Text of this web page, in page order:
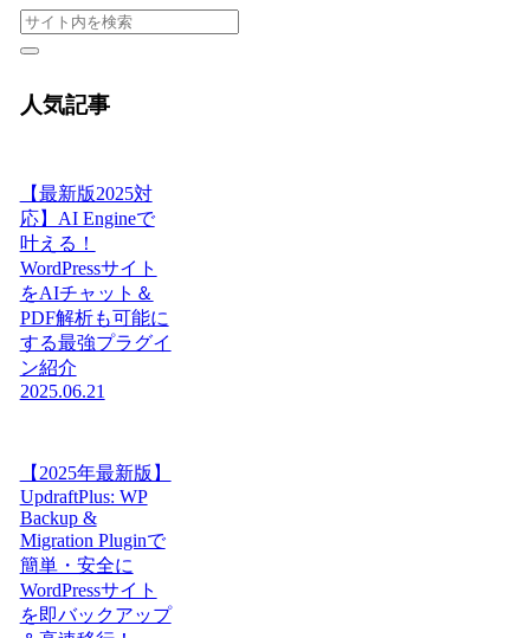
人気記事
【最新版2025対
応】AI Engineで
叶える！
WordPressサイト
をAIチャット＆
PDF解析も可能に
する最強プラグイ
ン紹介
2025.06.21
【2025年最新版】
UpdraftPlus: WP
Backup &
Migration Pluginで
簡単・安全に
WordPressサイト
を即バックアップ